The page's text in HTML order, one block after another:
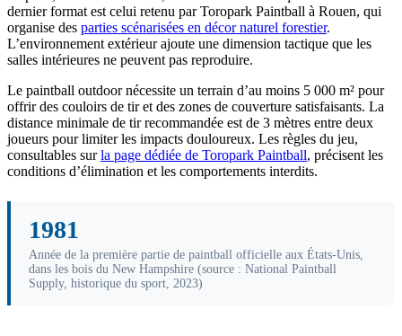
dernier format est celui retenu par Toropark Paintball à Rouen, qui
organise des parties scénarisées en décor naturel forestier.
L’environnement extérieur ajoute une dimension tactique que les
salles intérieures ne peuvent pas reproduire.
Le paintball outdoor nécessite un terrain d’au moins 5 000 m² pour
offrir des couloirs de tir et des zones de couverture satisfaisants. La
distance minimale de tir recommandée est de 3 mètres entre deux
joueurs pour limiter les impacts douloureux. Les règles du jeu,
consultables surla page dédiée de Toropark Paintball, précisent les
conditions d’élimination et les comportements interdits.
1981
Année de la première partie de paintball officielle aux États-Unis,
dans les bois du New Hampshire (source : National Paintball
Supply, historique du sport, 2023)